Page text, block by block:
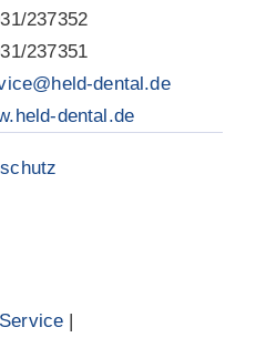
237352
237351
dental.de
dental.de
|